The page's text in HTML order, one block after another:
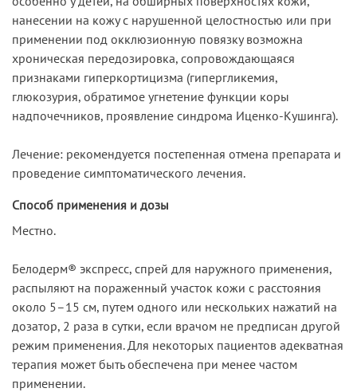
нанесении на кожу с нарушенной целостностью или при
применении под окклюзионную повязку возможна
хроническая передозировка, сопровождающаяся
признаками гиперкортицизма (гипергликемия,
глюкозурия, обратимое угнетение функции коры
надпочечников, проявление синдрома Иценко-Кушинга).
Лечение: рекомендуется постепенная отмена препарата и
проведение симптоматического лечения.
Способ применения и дозы
Местно.
Белодерм® экспресс, спрей для наружного применения,
распыляют на пораженный участок кожи с расстояния
около 5–15 см, путем одного или нескольких нажатий на
дозатор, 2 раза в сутки, если врачом не предписан другой
режим применения. Для некоторых пациентов адекватная
терапия может быть обеспечена при менее частом
применении.